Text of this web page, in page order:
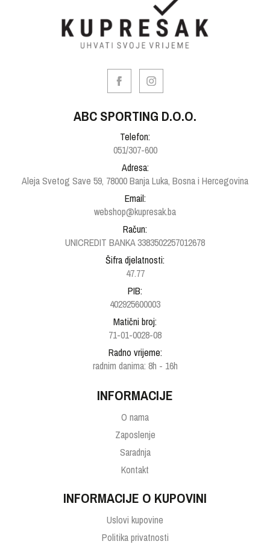
ABC SPORTING D.O.O.
Telefon:
051/307-600
Adresa:
Aleja Svetog Save 59, 78000 Banja Luka, Bosna i Hercegovina
Email:
webshop@kupresak.ba
Račun:
UNICREDIT BANKA 3383502257012678
Šifra djelatnosti:
47.77
PIB:
402925600003
Matični broj:
71-01-0028-08
Radno vrijeme:
radnim danima: 8h - 16h
INFORMACIJE
O nama
Zaposlenje
Saradnja
Kontakt
INFORMACIJE O KUPOVINI
Uslovi kupovine
Politika privatnosti